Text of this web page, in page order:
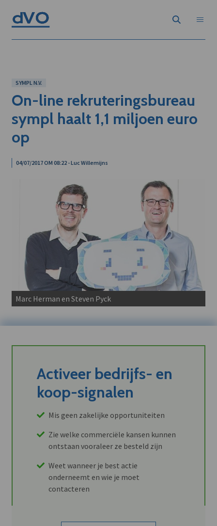
SYMPL N.V.
On-line rekruteringsbureau
sympl haalt 1,1 miljoen euro
op
04/07/2017 OM 08:22 - Luc Willemijns
Marc Herman en Steven Pyck
Activeer bedrijfs- en
koop-signalen
Mis geen zakelijke opportuniteiten
Zie welke commerciële kansen kunnen
ontstaan vooraleer ze besteld zijn
Weet wanneer je best actie
onderneemt en wie je moet
contacteren